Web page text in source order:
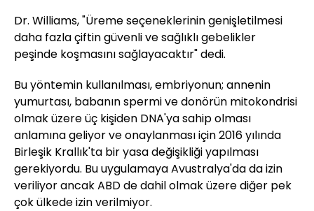
Dr. Williams, "Üreme seçeneklerinin genişletilmesi
daha fazla çiftin güvenli ve sağlıklı gebelikler
peşinde koşmasını sağlayacaktır" dedi.
Bu yöntemin kullanılması, embriyonun; annenin
yumurtası, babanın spermi ve donörün mitokondrisi
olmak üzere üç kişiden DNA'ya sahip olması
anlamına geliyor ve onaylanması için 2016 yılında
Birleşik Krallık'ta bir yasa değişikliği yapılması
gerekiyordu. Bu uygulamaya Avustralya'da da izin
veriliyor ancak ABD de dahil olmak üzere diğer pek
çok ülkede izin verilmiyor.